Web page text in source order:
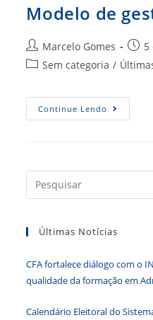
Para
Baianos
Modelo de
Autor
do
Marcelo Gomes
Post5
Categoria
post:
Sem categoria /
Continue Lendo Modelo
De
Últimas Notícias
CFA fortalece diálogo com o
qualidade da formação em
Calendário Eleitoral do